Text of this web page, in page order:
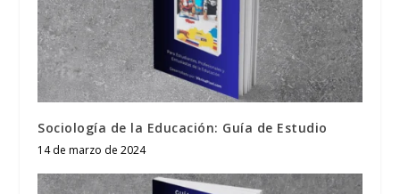
Sociología de la Educación: Guía de Estudio
14 de marzo de 2024